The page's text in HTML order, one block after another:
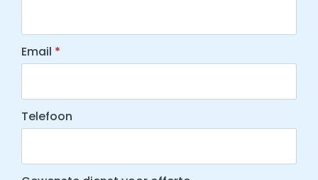
Email *
Telefoon